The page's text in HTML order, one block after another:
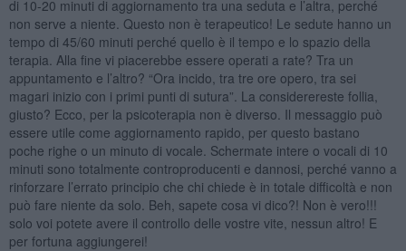
di 10-20 minuti di aggiornamento tra una seduta e l’altra, perché
non serve a niente. Questo non è terapeutico! Le sedute hanno un
tempo di 45/60 minuti perché quello è il tempo e lo spazio della
terapia. Alla fine vi piacerebbe essere operati a rate? Tra un
appuntamento e l’altro? “Ora incido, tra tre ore opero, tra sei
magari inizio con i primi punti di sutura”. La considerereste follia,
giusto? Ecco, per la psicoterapia non è diverso. Il messaggio può
essere utile come aggiornamento rapido, per questo bastano
poche righe o un minuto di vocale. Schermate intere o vocali di 10
minuti sono totalmente controproducenti e dannosi, perché vanno a
rinforzare l’errato principio che chi chiede è in totale difficoltà e non
può fare niente da solo. Beh, sapete cosa vi dico?! Non è vero!!!
solo voi potete avere il controllo delle vostre vite, nessun altro! E
per fortuna aggiungerei!